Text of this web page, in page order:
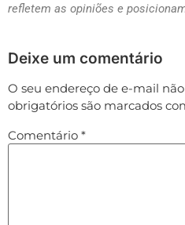
refletem as opiniões e
Deixe um comentário
O seu endereço de e-mail
obrigatórios são marcados
Comentário *